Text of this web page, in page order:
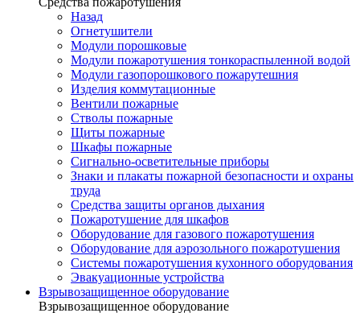
Назад
Огнетушители
Модули порошковые
Модули пожаротушения тонкораспыленной водой
Модули газопорошкового пожарутешния
Изделия коммутационные
Вентили пожарные
Стволы пожарные
Щиты пожарные
Шкафы пожарные
Сигнально-осветительные приборы
Знаки и плакаты пожарной безопасности и охраны
труда
Средства защиты органов дыхания
Пожаротушение для шкафов
Оборудование для газового пожаротушения
Оборудование для аэрозольного пожаротушения
Системы пожаротушения кухонного оборудования
Эвакуационные устройства
Взрывозащищенное оборудование
Взрывозащищенное оборудование